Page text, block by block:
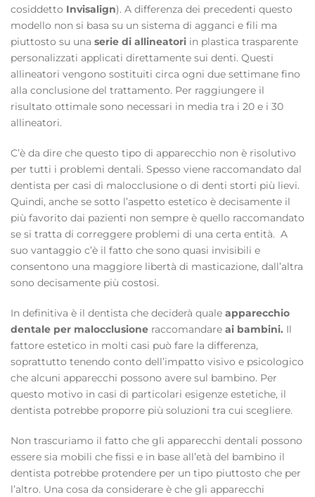
cosiddetto Invisalign). A differenza dei precedenti questo
modello non si basa su un sistema di agganci e fili ma
piuttosto su una serie di allineatori in plastica trasparente
personalizzati applicati direttamente sui denti. Questi
allineatori vengono sostituiti circa ogni due settimane fino
alla conclusione del trattamento. Per raggiungere il
risultato ottimale sono necessari in media tra i 20 e i 30
allineatori.
C’è da dire che questo tipo di apparecchio non è risolutivo
per tutti i problemi dentali. Spesso viene raccomandato dal
dentista per casi di malocclusione o di denti storti più lievi.
Quindi, anche se sotto l’aspetto estetico è decisamente il
più favorito dai pazienti non sempre è quello raccomandato
se si tratta di correggere problemi di una certa entità. A
suo vantaggio c’è il fatto che sono quasi invisibili e
consentono una maggiore libertà di masticazione, dall’altra
sono decisamente più costosi.
In definitiva è il dentista che deciderà quale apparecchio
dentale per malocclusione raccomandare ai bambini. Il
fattore estetico in molti casi può fare la differenza,
soprattutto tenendo conto dell’impatto visivo e psicologico
che alcuni apparecchi possono avere sul bambino. Per
questo motivo in casi di particolari esigenze estetiche, il
dentista potrebbe proporre più soluzioni tra cui scegliere.
Non trascuriamo il fatto che gli apparecchi dentali possono
essere sia mobili che fissi e in base all’età del bambino il
dentista potrebbe protendere per un tipo piuttosto che per
l’altro. Una cosa da considerare è che gli apparecchi